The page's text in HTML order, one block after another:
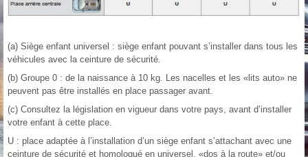
(a) Siège enfant universel : siège enfant pouvant s’installer dans tous les
véhicules avec la ceinture de sécurité.
(b) Groupe 0 : de la naissance à 10 kg. Les nacelles et les «lits auto» ne
peuvent pas être installés en place passager avant.
(c) Consultez la législation en vigueur dans votre pays, avant d’installer
votre enfant à cette place.
U : place adaptée à l’installation d’un siège enfant s’attachant avec une
ceinture de sécurité et homologué en universel, «dos à la route» et/ou